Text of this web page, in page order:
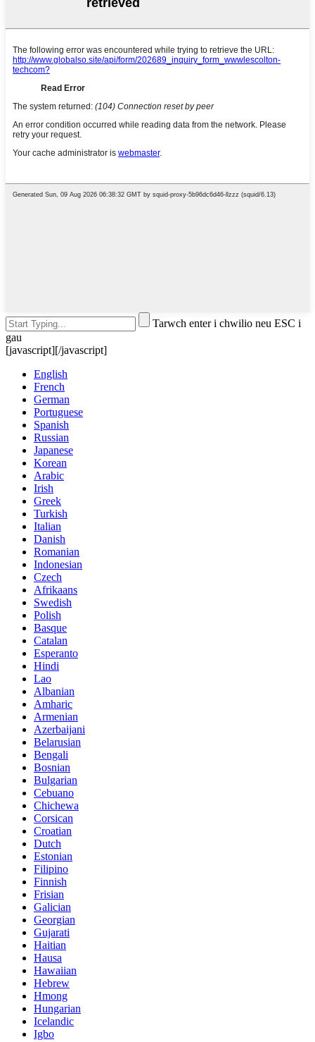
Tarwch enter i chwilio neu ESC i
gau
[javascript][/javascript]
English
French
German
Portuguese
Spanish
Russian
Japanese
Korean
Arabic
Irish
Greek
Turkish
Italian
Danish
Romanian
Indonesian
Czech
Afrikaans
Swedish
Polish
Basque
Catalan
Esperanto
Hindi
Lao
Albanian
Amharic
Armenian
Azerbaijani
Belarusian
Bengali
Bosnian
Bulgarian
Cebuano
Chichewa
Corsican
Croatian
Dutch
Estonian
Filipino
Finnish
Frisian
Galician
Georgian
Gujarati
Haitian
Hausa
Hawaiian
Hebrew
Hmong
Hungarian
Icelandic
Igbo